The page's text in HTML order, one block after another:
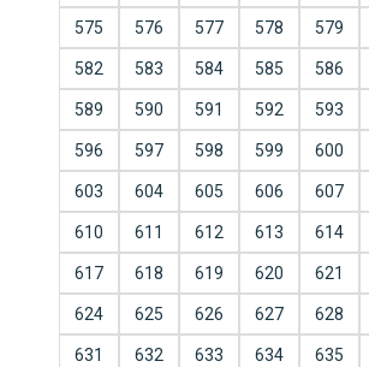
575 576 577 578 579
582 583 584 585 586
589 590 591 592 593
596 597 598 599 600
603 604 605 606 607
610 611 612 613 614
617 618 619 620 621
624 625 626 627 628
631 632 633 634 635